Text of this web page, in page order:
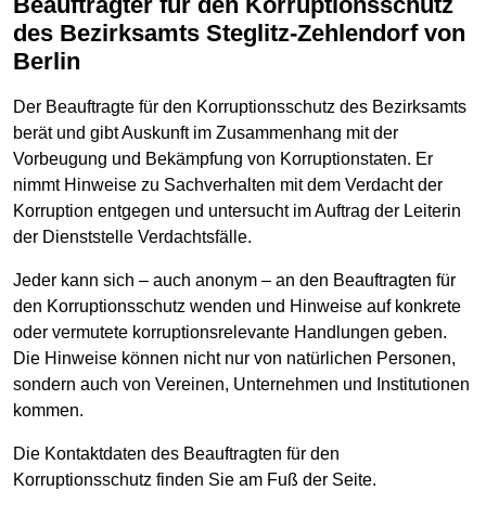
des Bezirksamts Steglitz-Zehlendorf von
Berlin
Der Beauftragte für den Korruptionsschutz des Bezirksamts
berät und gibt Auskunft im Zusammenhang mit der
Vorbeugung und Bekämpfung von Korruptionstaten. Er
nimmt Hinweise zu Sachverhalten mit dem Verdacht der
Korruption entgegen und untersucht im Auftrag der Leiterin
der Dienststelle Verdachtsfälle.
Jeder kann sich – auch anonym – an den Beauftragten für
den Korruptionsschutz wenden und Hinweise auf konkrete
oder vermutete korruptionsrelevante Handlungen geben.
Die Hinweise können nicht nur von natürlichen Personen,
sondern auch von Vereinen, Unternehmen und Institutionen
kommen.
Die Kontaktdaten des Beauftragten für den
Korruptionsschutz finden Sie am Fuß der Seite.